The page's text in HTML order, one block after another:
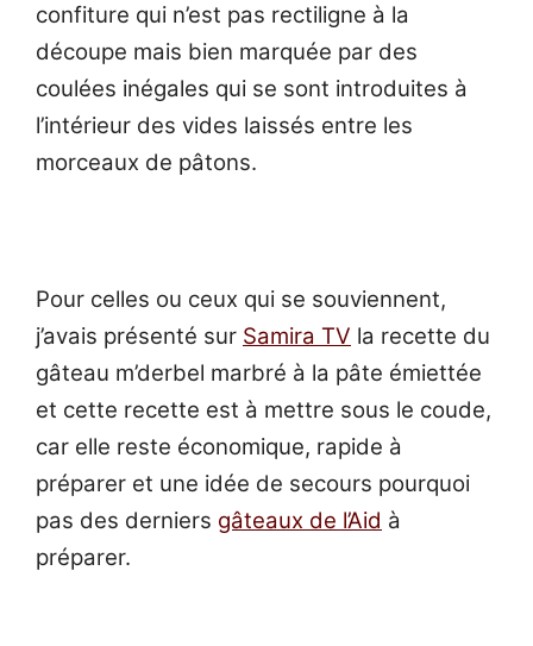
confiture qui n’est pas rectiligne à la
découpe mais bien marquée par des
coulées inégales qui se sont introduites à
l’intérieur des vides laissés entre les
morceaux de pâtons.
Pour celles ou ceux qui se souviennent,
j’avais présenté sur Samira TV la recette du
gâteau m’derbel marbré à la pâte émiettée
et cette recette est à mettre sous le coude,
car elle reste économique, rapide à
préparer et une idée de secours pourquoi
pas des derniers gâteaux de l’Aid à
préparer.